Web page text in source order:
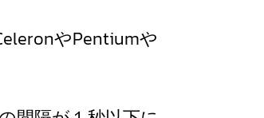
やPentiumや